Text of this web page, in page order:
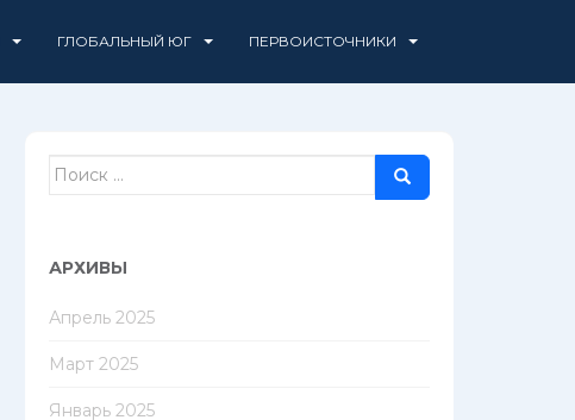
ГЛОБАЛЬНЫЙ ЮГ ПЕРВОИСТОЧНИКИ
Поиск
АРХИВЫ
Апрель 2025
Март 2025
Январь 2025